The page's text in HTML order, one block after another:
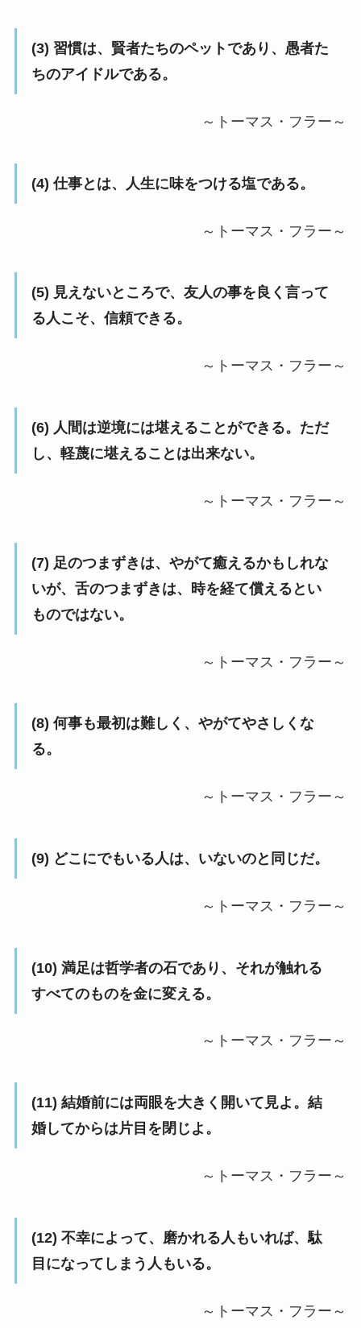
(3) 習慣は、賢者たちのペットであり、愚者た
ちのアイドルである。
～トーマス・フラー～
(4) 仕事とは、 人生に味をつける塩である。
～トーマス・フラー～
(5) 見えないところで、 友人の事を良く言って
る人こそ、 信頼できる。
～トーマス・フラー～
(6) 人間は逆境には堪えることができる。ただ
し、軽蔑に堪えることは出来ない。
～トーマス・フラー～
(7) 足のつまずきは、やがて癒えるかもしれな
いが、舌のつまずきは、時を経て償えるとい
ものではない。
～トーマス・フラー～
(8) 何事も最初は難しく、 やがてやさしくな
る。
～トーマス・フラー～
(9) どこにでもいる人は、 いないのと同じだ。
～トーマス・フラー～
(10) 満足は哲学者の石であり、 それが触れる
すべてのものを金に変える。
～トーマス・フラー～
(11) 結婚前には両眼を大きく開いて見よ。結
婚してからは片目を閉じよ。
～トーマス・フラー～
(12) 不幸によって、 磨かれる人もいれば、駄
目になってしまう人もいる。
～トーマス・フラー～